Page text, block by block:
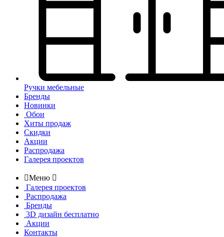
Ручки мебельные
Бренды
Новинки
Обои
Хиты продаж
Скидки
Акции
Распродажа
Галерея проектов
Меню 
Галерея проектов
Распродажа
Бренды
3D дизайн бесплатно
Акции
Контакты